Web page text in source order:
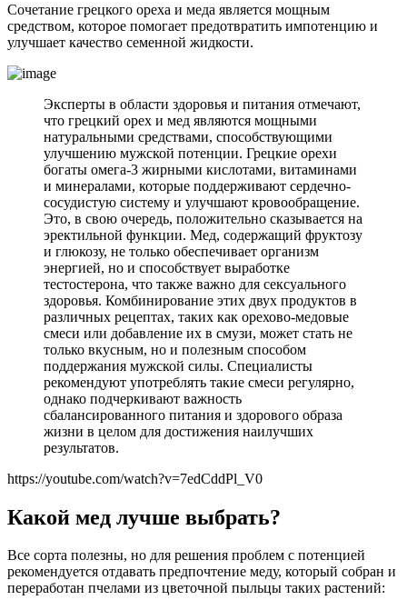
Сочетание грецкого ореха и меда является мощным
средством, которое помогает предотвратить импотенцию и
улучшает качество семенной жидкости.
Эксперты в области здоровья и питания отмечают,
что грецкий орех и мед являются мощными
натуральными средствами, способствующими
улучшению мужской потенции. Грецкие орехи
богаты омега-3 жирными кислотами, витаминами
и минералами, которые поддерживают сердечно-
сосудистую систему и улучшают кровообращение.
Это, в свою очередь, положительно сказывается на
эректильной функции. Мед, содержащий фруктозу
и глюкозу, не только обеспечивает организм
энергией, но и способствует выработке
тестостерона, что также важно для сексуального
здоровья. Комбинирование этих двух продуктов в
различных рецептах, таких как орехово-медовые
смеси или добавление их в смузи, может стать не
только вкусным, но и полезным способом
поддержания мужской силы. Специалисты
рекомендуют употреблять такие смеси регулярно,
однако подчеркивают важность
сбалансированного питания и здорового образа
жизни в целом для достижения наилучших
результатов.
https://youtube.com/watch?v=7edCddPl_V0
Какой мед лучше выбрать?
Все сорта полезны, но для решения проблем с потенцией
рекомендуется отдавать предпочтение меду, который собран и
переработан пчелами из цветочной пыльцы таких растений: